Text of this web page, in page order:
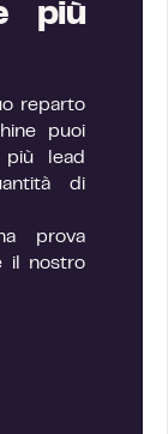
più
reparto
puoi
lead
di
prova
il nostro